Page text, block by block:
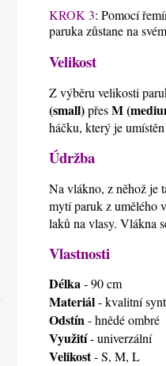
KROK 3: Pomocí
paruka zůstane na
Velikost
Z výběru velikosti
(small)přesM
háčku, který je
Údržba
Na vlákno, z něhož je
mytí paruk z umělého
laků na vlasy. Vlákna
Vlastnosti
Délka - 90 cm
Materiál- kvalitní
Odstín - hnědé ombré
Využití- univerzální
Velikost- S, M, L